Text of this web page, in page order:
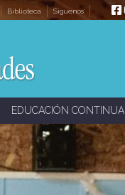
Biblioteca Síguenos
EDUCACIÓN CONTINUA